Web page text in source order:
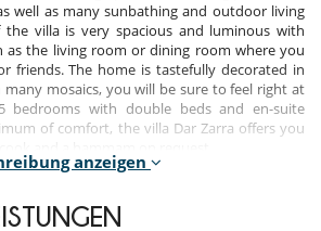
well as many sunbathing and outdoor living
villa is very spacious and luminous with
as the living room or dining room where you
friends. The home is tastefully decorated in
mosaics, you will be sure to feel right at
bedrooms with double beds and en-suite
of comfort, the villa Dar Zarra offers you
anzeigen